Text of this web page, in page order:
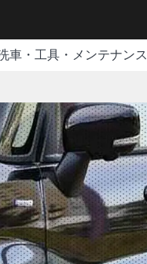
車・工具・メンテナンス